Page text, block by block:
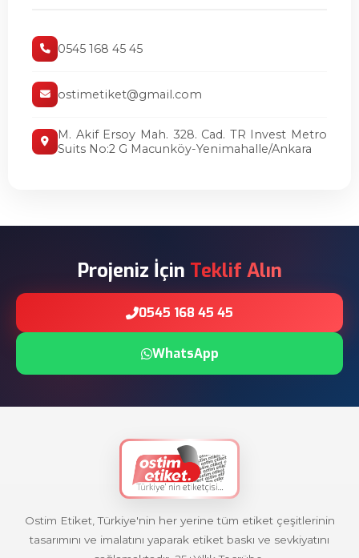
0545 168 45 45
ostimetiket@gmail.com
M. Akif Ersoy Mah. 328. Cad. TR Invest Metro
Suits No:2 G Macunköy-Yenimahalle/Ankara
Projeniz İçin Teklif Alın
0545 168 45 45
WhatsApp
Ostim Etiket, Türkiye'nin her yerine tüm etiket çeşitlerinin
tasarımını ve imalatını yaparak etiket baskı ve sevkiyatını